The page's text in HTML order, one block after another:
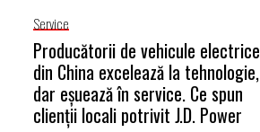
Service
Producătorii de vehicule electrice
din China excelează la tehnologie,
dar eșuează în service. Ce spun
clienții locali potrivit J.D. Power